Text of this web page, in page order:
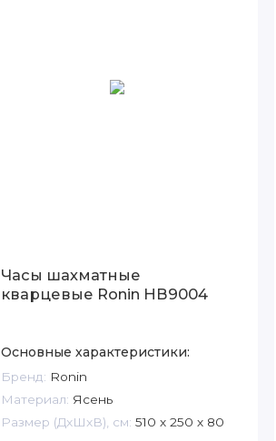
Часы шахматные
кварцевые Ronin НВ9004
Основные характеристики:
Бренд: Ronin
Материал: Ясень
Размер (ДxШxВ), см: 510 х 250 х 80